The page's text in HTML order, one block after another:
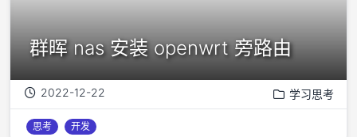
群晖 nas 安装 openwrt 旁路由
2022-12-22 学习思考
思考 开发